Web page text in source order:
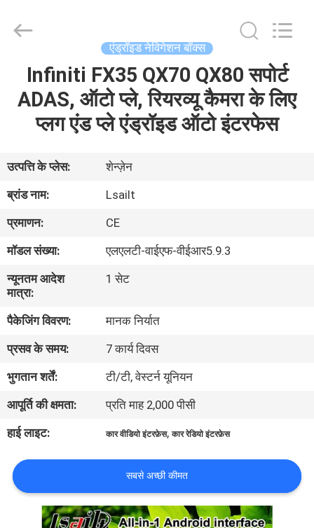
उत्पादों
वीडियो
बारे
में
कारखाना
भ्रमण
गुणवत्ता
नियंत्रण
संपर्क
करें
समाचार
Electron
Co.,Ltd.
Reserved.
एंड्रॉइड नेविगेशन बॉक्स
Infiniti FX35 QX70 QX80 सपोर्ट
ADAS, ऑटो प्ले, रियरव्यू कैमरा के लिए
प्लग एंड प्ले एंड्रॉइड ऑटो इंटरफेस
उत्पत्ति के प्लेस:
शेन्ज़ेन
ब्रांड नाम:
Lsailt
प्रमाणन:
CE
मॉडल संख्या:
एलएलटी-वाईएफ-वीईआर5.9.3
न्यूनतम आदेश
मात्रा:
1 सेट
पैकेजिंग विवरण:
मानक निर्यात
प्रसव के समय:
7 कार्य दिवस
भुगतान शर्तें:
टी/टी, वेस्टर्न यूनियन
आपूर्ति की क्षमता:
प्रति माह 2,000 पीसी
हाई लाइट:
कार वीडियो इंटरफ़ेस,कार रेडियो इंटरफ़ेस
सबसे अच्छी कीमत